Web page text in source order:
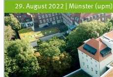
29. August 2022 Münster (upm)